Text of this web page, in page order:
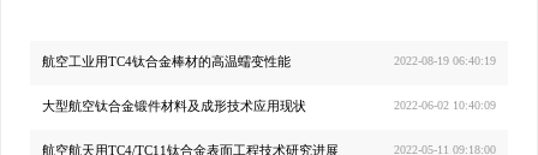
2022-08-19 06:40:19
航空工业用TC4钛合金棒材的高温蠕变性能
2022-06-02 10:40:09
大型航空钛合金锻件材料及成形技术应用现状
2022-05-11 09:18:00
航空航天用TC4/TC11钛合金表面工程技术研究进展